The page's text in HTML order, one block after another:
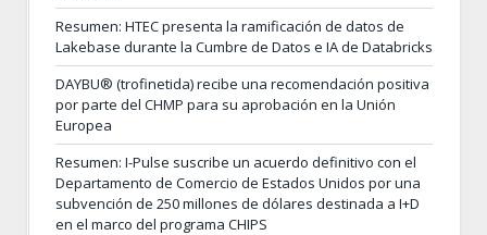
Resumen: HTEC presenta la ramificación de datos de
Lakebase durante la Cumbre de Datos e IA de Databricks
DAYBU® (trofinetida) recibe una recomendación positiva
por parte del CHMP para su aprobación en la Unión
Europea
Resumen: I-Pulse suscribe un acuerdo definitivo con el
Departamento de Comercio de Estados Unidos por una
subvención de 250 millones de dólares destinada a I+D
en el marco del programa CHIPS